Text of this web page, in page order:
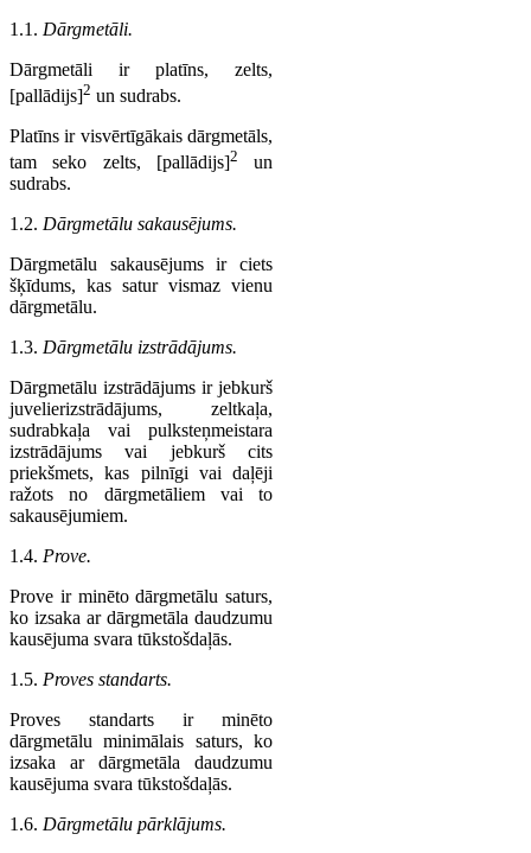
1.1. Dārgmetāli.
Dārgmetāli ir platīns, zelts,
[pallādijs]2 un sudrabs.
Platīns ir visvērtīgākais dārgmetāls,
tam seko zelts, [pallādijs]2
un
sudrabs.
1.2. Dārgmetālu sakausējums.
Dārgmetālu sakausējums ir ciets
šķīdums, kas satur vismaz vienu
dārgmetālu.
1.3. Dārgmetālu izstrādājums.
Dārgmetālu izstrādājums ir jebkurš
juvelierizstrādājums, zeltkaļa,
sudrabkaļa vai pulksteņmeistara
izstrādājums vai jebkurš cits
priekšmets, kas pilnīgi vai daļēji
ražots no dārgmetāliem vai to
sakausējumiem.
1.4. Prove.
Prove ir minēto dārgmetālu saturs,
ko izsaka ar dārgmetāla daudzumu
kausējuma svara tūkstošdaļās.
1.5. Proves standarts.
Proves standarts ir minēto
dārgmetālu minimālais saturs, ko
izsaka ar dārgmetāla daudzumu
kausējuma svara tūkstošdaļās.
1.6. Dārgmetālu pārklājums.